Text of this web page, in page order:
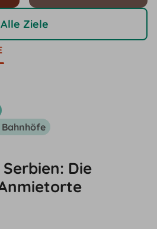
Alle Ziele
Die